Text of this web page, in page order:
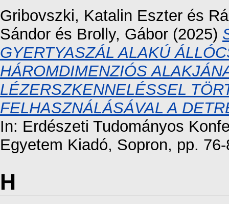
Gribovszki, Katalin Eszter és
Sándor és Brolly, Gábor (2025)
GYERTYASZÁL ALAKÚ
HÁROMDIMENZIÓS
LÉZERSZKENNELÉSSEL
FELHASZNÁLÁSÁVAL A
In: Erdészeti Tudományos
Egyetem Kiadó, Sopron, pp.
H